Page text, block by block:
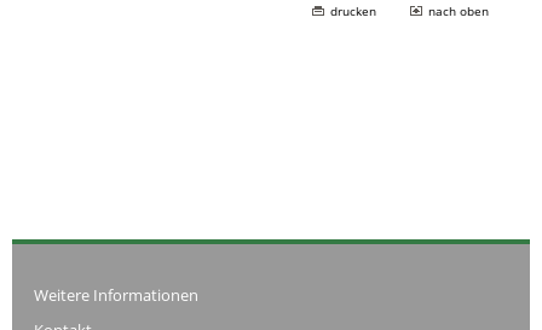
drucken nach oben
Weitere Informationen